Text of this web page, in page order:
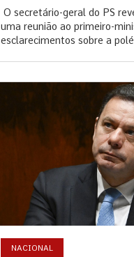
O secretário-geral do PS
uma reunião ao primeiro-
esclarecimentos sobre a
NACIONAL